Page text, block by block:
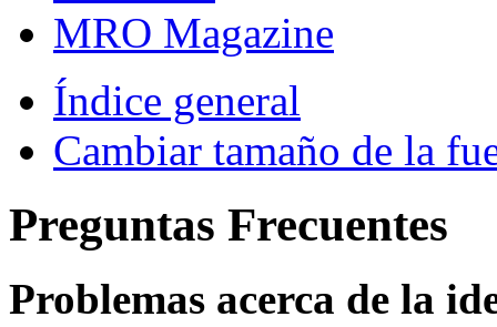
MRO Magazine
Índice general
Cambiar tamaño de la
Preguntas Frecuentes
Problemas acerca de la